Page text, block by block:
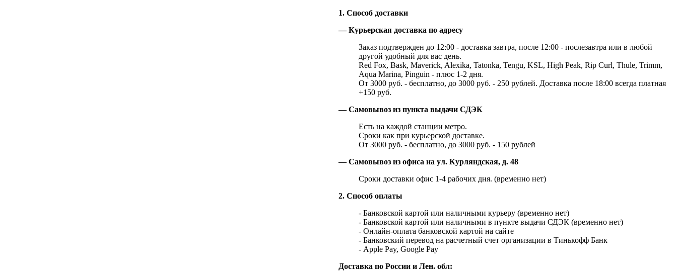
1. Способ доставки
— Курьерская доставка по адресу
Заказ подтвержден до 12:00 - доставка завтра, после 12:00 - послезавтра или в любой
другой удобный для вас день.
Red Fox, Bask, Maverick, Alexika, Tatonka, Tengu, KSL, High Peak, Rip Curl, Thule, Trimm,
Aqua Marina, Pinguin - плюс 1-2 дня.
От 3000 руб. - бесплатно, до 3000 руб. - 250 рублей. Доставка после 18:00 всегда платная
+150 руб.
— Самовывоз из пункта выдачи СДЭК
Есть на каждой станции метро.
Сроки как при курьерской доставке.
От 3000 руб. - бесплатно, до 3000 руб. - 150 рублей
— Самовывоз из офиса на ул. Курляндская, д. 48
Сроки доставки офис 1-4 рабочих дня. (временно нет)
2. Способ оплаты
- Банковской картой или наличными курьеру (временно нет)
- Банковской картой или наличными в пункте выдачи СДЭК (временно нет)
- Онлайн-оплата банковской картой на сайте
- Банковский перевод на расчетный счет организации в Тинькофф Банк
- Apple Pay, Google Pay
Доставка по России и Лен. обл: